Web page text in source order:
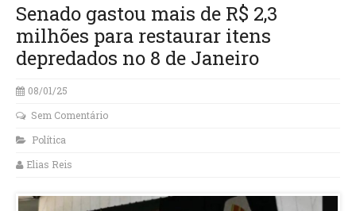
Senado gastou mais de R$ 2,3
milhões para restaurar itens
depredados no 8 de Janeiro
08/01/25
Sem Comentário
Política
Elias Reis